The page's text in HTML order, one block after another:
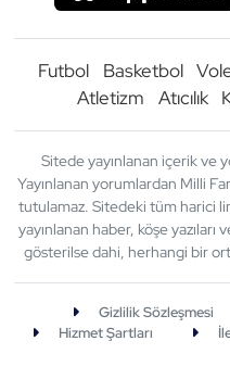
Futbol Basketbol
Atletizm
Atıcılık
Sitede yayınlanan içerik ve
Yayınlanan yorumlardan Milli
tutulamaz. Sitedeki tüm harici
yayınlanan haber, köşe yazıları
gösterilse dahi, herhangi bir
Gizlilik Sözleşmesi
Hizmet Şartları